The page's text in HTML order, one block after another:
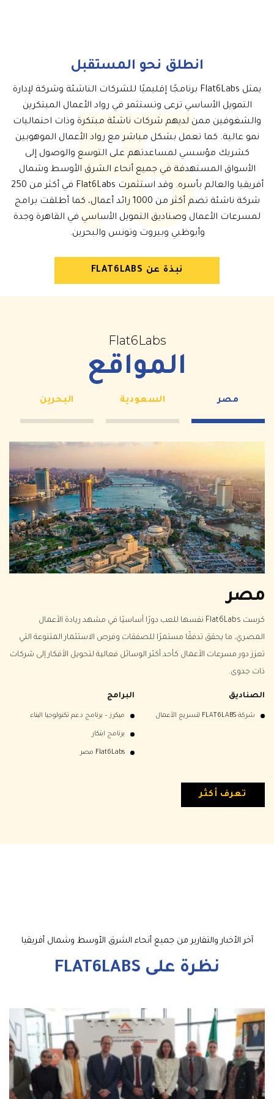
close
انطلق نحو المستقبل
يمثل Flat6Labs برنامجًا إقليميًا للشركات الناشئة وشركة لإدارة
التمويل الأساسي ترعى وتستثمر في رواد الأعمال المبتكرين
والشغوفين ممن لديهم شركات ناشئة مبتكرة وذات احتماليات
نمو عالية. كما تعمل بشكل مباشر مع رواد الأعمال الموهوبين
كشريك مؤسسي لمساعدتهم على التوسع والوصول إلى
الأسواق المستهدفة في جميع أنحاء الشرق الأوسط وشمال
أفريقيا والعالم بأسره. وقد استثمرت Flat6Labs في أكثر من 250
شركة ناشئة تضم أكثر من 1000 رائد أعمال، كما أطلقت برامج
لمسرعات الأعمال وصناديق التمويل الأساسي في القاهرة وجدة
وأبوظبي وبيروت وتونس والبحرين.
نبذة عن FLAT6LABS
Flat6Labs
المواقع
مصر السعودية البحرين
مصر
كرست Flat6Labs نفسها للعب دورًا أساسيًا في مشهد ريادة الأعمال
المصري، ما يحقق تدفقًا مستمرًا للصفقات وفرص الاستثمار المتنوعة التي
تعزز دور مسرعات الأعمال كأحد أكثر الوسائل فعالية لتحويل الأفكار إلى شركات
ذات جدوى.
الصناديق
شركة FLAT6LABS لتسريع الأعمال
البرامج
ميكرز – برنامج دعم تكنولوجيا البناء
برنامج ابتكار
Flat6Labs مصر
تعرف أكثر
البرامج
Flat6Labs Ignite
آخر الأخبار والتقارير من جميع أنحاء الشرق الأوسط وشمال أفريقيا
نظرة على FLAT6LABS